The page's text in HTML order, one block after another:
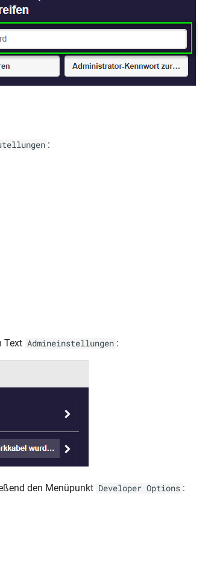
:
Text Admineinstellungen :
den Menüpunkt Developer Options :